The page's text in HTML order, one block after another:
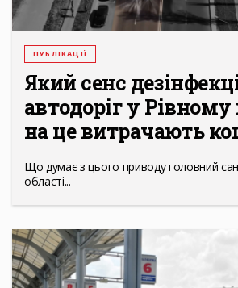
ПУБЛІКАЦІЇ
Який сенс
автодоріг у Рівному
на це витрачають
Що думає з цього приводу головний
області...